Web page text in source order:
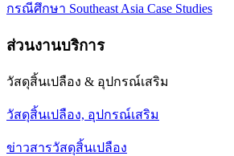
กรณีศึกษา Southeast Asia Case Studies
ส่วนงานบริการ
วัสดุสิ้นเปลือง & อุปกรณ์เสริม
วัสดุสิ้นเปลือง, อุปกรณ์เสริม
ข่าวสารวัสดุสิ้นเปลือง